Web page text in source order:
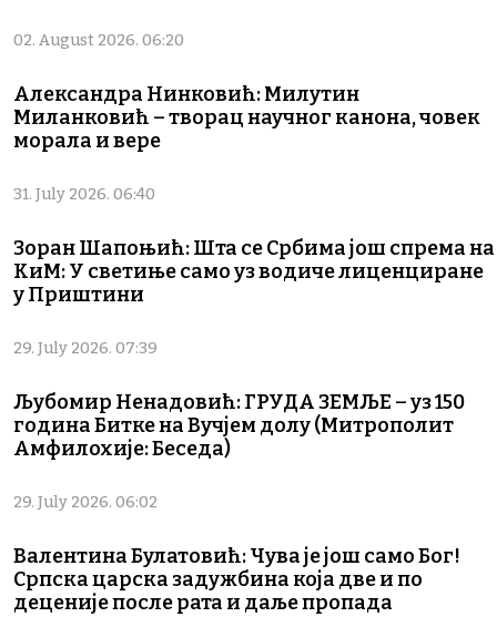
02. August 2026. 06:20
Александра Нинковић: Милутин
Миланковић – творац научног канона, човек
морала и вере
31. July 2026. 06:40
Зоран Шапоњић: Шта се Србима још спрема на
КиМ: У светиње само уз водиче лиценциране
у Приштини
29. July 2026. 07:39
Љубомир Ненадовић: ГРУДА ЗЕМЉЕ – уз 150
година Битке на Вучјем долу (Митрополит
Амфилохије: Беседа)
29. July 2026. 06:02
Валентина Булатовић: Чува је још само Бог!
Српска царска задужбина која две и по
деценије после рата и даље пропада